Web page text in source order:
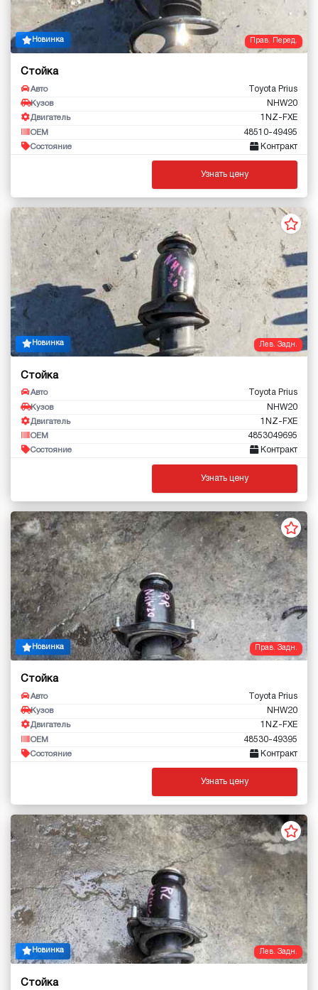
Прав. Перед.
Новинка
Стойка
Авто Toyota Prius
Кузов NHW20
Двигатель 1NZ-FXE
OEM 48510-49495
Состояние Контракт
Узнать цену
Лев. Задн.
Новинка
Стойка
Авто Toyota Prius
Кузов NHW20
Двигатель 1NZ-FXE
OEM 4853049695
Состояние Контракт
Узнать цену
Прав. Задн.
Новинка
Стойка
Авто Toyota Prius
Кузов NHW20
Двигатель 1NZ-FXE
OEM 48530-49395
Состояние Контракт
Узнать цену
Лев. Задн.
Новинка
Стойка